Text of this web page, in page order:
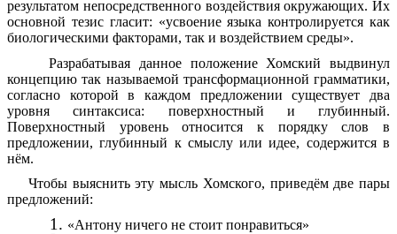
результатом непосредственного воздействия окружающих. Их
основной тезис гласит: «усвоение языка контролируется как
биологическими факторами, так и воздействием среды».
Разрабатывая данное положение Хомский выдвинул
концепцию так называемой трансформационной грамматики,
согласно которой в каждом предложении существует два
уровня синтаксиса: поверхностный и глубинный.
Поверхностный уровень относится к порядку слов в
предложении, глубинный к смыслу или идее, содержится в
нём.
Чтобы выяснить эту мысль Хомского, приведём две пары
предложений:
«Антону ничего не стоит понравиться»